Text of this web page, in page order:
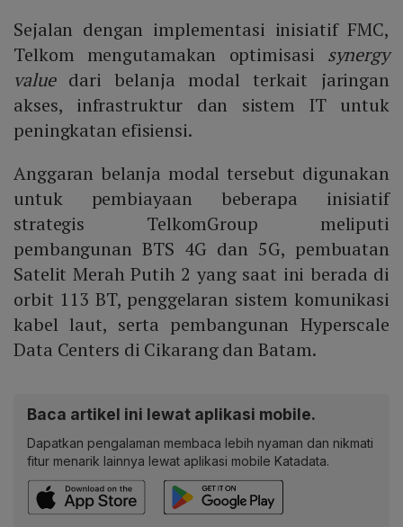
Sejalan dengan implementasi inisiatif FMC,
Telkom mengutamakan optimisasi synergy
valuedari belanja modal terkait jaringan
akses, infrastruktur dan sistem IT untuk
peningkatan efisiensi.
Anggaran belanja modal tersebut digunakan
untuk pembiayaan beberapa inisiatif
strategis TelkomGroup meliputi
pembangunan BTS 4G dan 5G, pembuatan
Satelit Merah Putih 2 yang saat ini berada di
orbit 113 BT, penggelaran sistem komunikasi
kabel laut, serta pembangunan Hyperscale
Data Centers di Cikarang dan Batam.
Baca artikel ini lewat aplikasi mobile.
Dapatkan pengalaman membaca lebih nyaman dan nikmati
fitur menarik lainnya lewat aplikasi mobile Katadata.